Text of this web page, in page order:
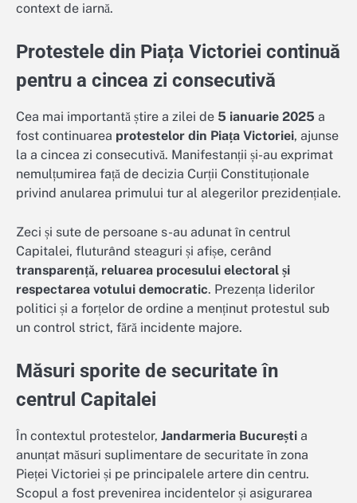
context de iarnă.
Protestele din Piața Victoriei continuă
pentru a cincea zi consecutivă
Cea mai importantă știre a zilei de 5 ianuarie 2025 a
fost continuarea protestelor din Piața Victoriei, ajunse
la a cincea zi consecutivă. Manifestanții și-au exprimat
nemulțumirea față de decizia Curții Constituționale
privind anularea primului tur al alegerilor prezidențiale.
Zeci și sute de persoane s-au adunat în centrul
Capitalei, fluturând steaguri și afișe, cerând
transparență, reluarea procesului electoral și
respectarea votului democratic. Prezența liderilor
politici și a forțelor de ordine a menținut protestul sub
un control strict, fără incidente majore.
Măsuri sporite de securitate în
centrul Capitalei
În contextul protestelor, Jandarmeria București a
anunțat măsuri suplimentare de securitate în zona
Pieței Victoriei și pe principalele artere din centru.
Scopul a fost prevenirea incidentelor și asigurarea